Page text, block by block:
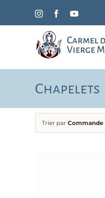
InstagramFacebookYouTube
Chapelets
Trier par Commande